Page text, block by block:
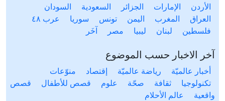
الأردن الإمارات الجزائر السعودية
السودان
العراق
المغرب اليمن تونس سوريا
عرب ٤٨
فلسطين
لبنان ليبيا مصر آخَر
آخر الاخبار حسب الموضوع
أخبار عالميّة رياضة عالميّة إقتصاد
منوّعات
تكنولوجيا
ثقافة صحّة علوم قصص للأطفال
قصص
واقعية
عالم الأحلام